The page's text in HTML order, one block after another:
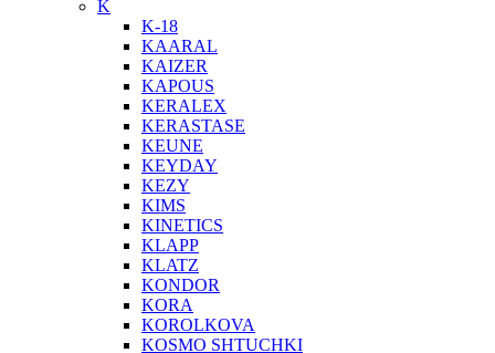
K
K-18
KAARAL
KAIZER
KAPOUS
KERALEX
KERASTASE
KEUNE
KEYDAY
KEZY
KIMS
KINETICS
KLAPP
KLATZ
KONDOR
KORA
KOROLKOVA
KOSMO SHTUCHKI